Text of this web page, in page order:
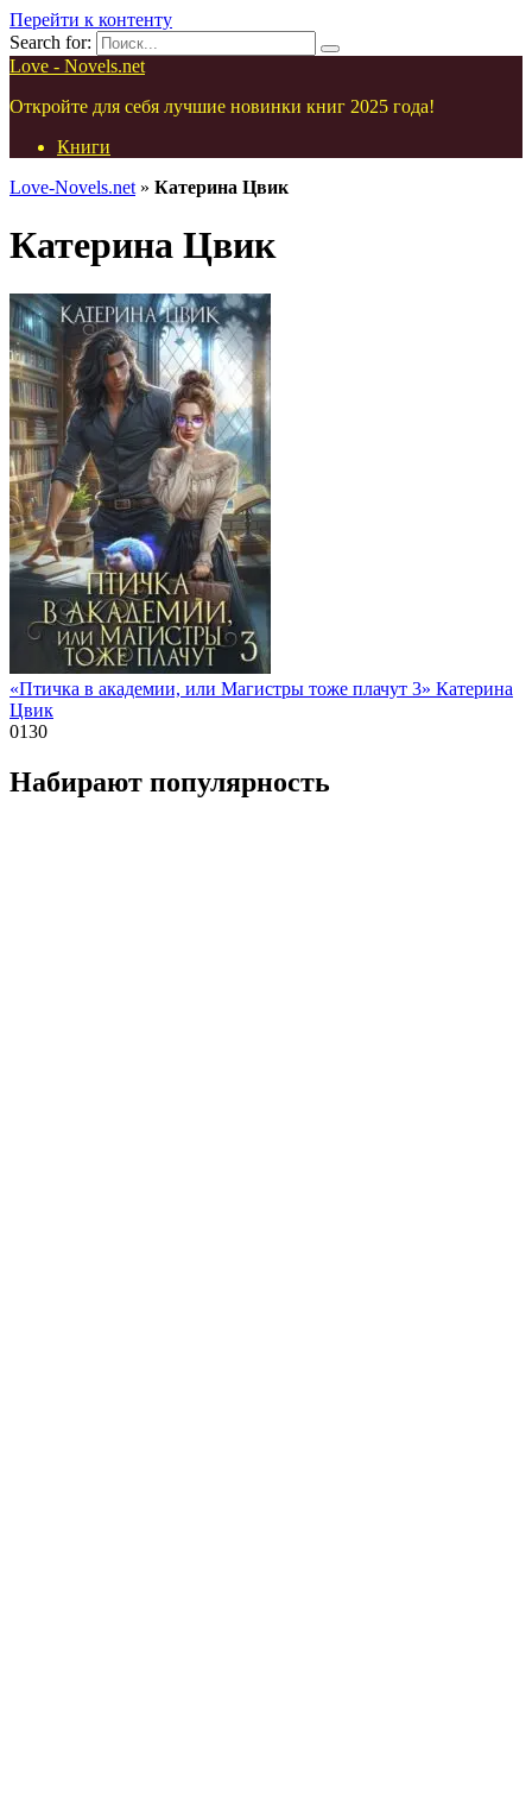
Перейти к контенту
Search for:
Love - Novels.net
Откройте для себя лучшие новинки книг 2025 года!
Книги
Love-Novels.net » Катерина Цвик
Катерина Цвик
«Птичка в академии, или Магистры тоже плачут 3» Катерина
Цвик
0130
Набирают популярность